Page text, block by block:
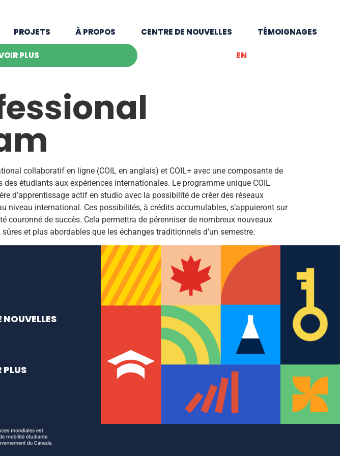
PROJETS À PROPOS CENTRE DE NOUVELLES TÉMOIGNAGES
PLUS EN
collaboratif en ligne (COIL en anglais) et COIL+ avec une composante de
étudiants aux expériences internationales. Le programme unique COIL
d’apprentissage actif en studio avec la possibilité de créer des réseaux
niveau international. Ces possibilités, à crédits accumulables, s’appuieront sur
couronné de succès. Cela permettra de pérenniser de nombreux nouveaux
et plus abordables que les échanges traditionnels d’un semestre.
NOUVELLES
PLUS